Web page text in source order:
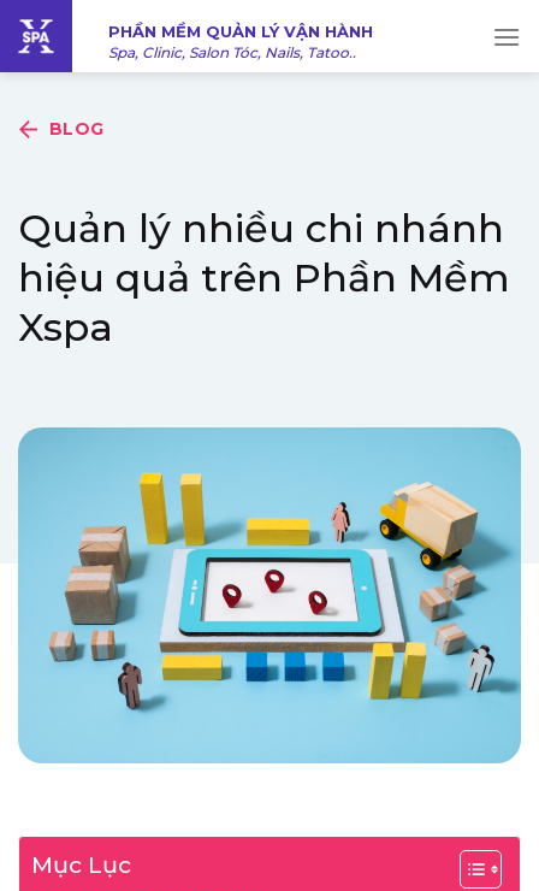
Bỏ
qua
nội
PHẦN MỀM QUẢN LÝ VẬN HÀNH
Spa, Clinic, Salon Tóc, Nails, Tatoo..
BLOG
Quản lý nhiều chi nhánh
hiệu quả trên Phần Mềm
Xspa
Mục Lục